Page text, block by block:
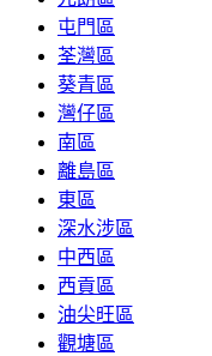
屯門區
荃灣區
葵青區
灣仔區
南區
離島區
東區
深水涉區
中西區
西貢區
油尖旺區
觀塘區